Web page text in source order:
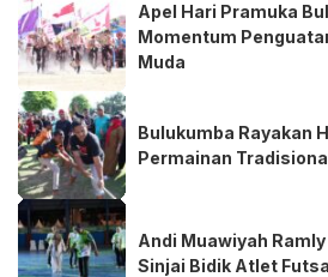
Apel Hari Pramuka
Momentum
Muda
Bulukumba Rayakan
Permainan
Andi Muawiyah Ramly
Sinjai Bidik Atlet